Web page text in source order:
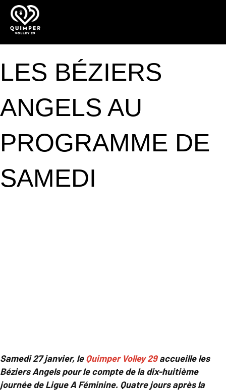
LES BÉZIERS
ANGELS AU
PROGRAMME DE
SAMEDI
Samedi 27 janvier, leQuimper Volley 29accueille les
Béziers Angels pour le compte de la dix-huitième
journée de Ligue A Féminine. Quatre jours après la